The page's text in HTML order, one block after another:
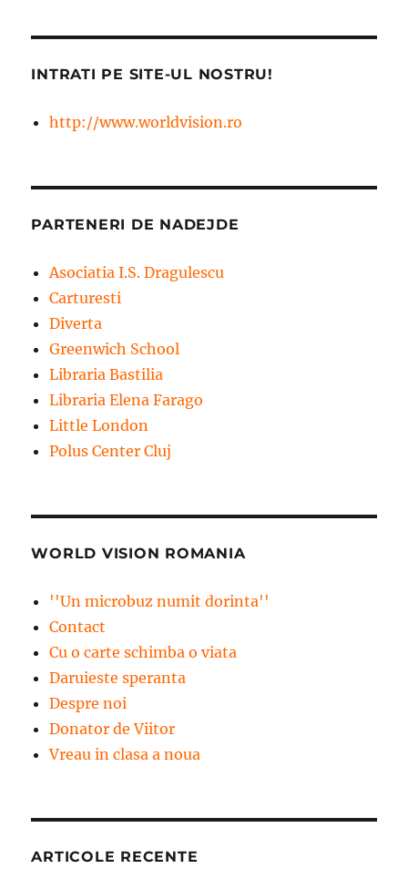
INTRATI PE SITE-UL NOSTRU!
http://www.worldvision.ro
PARTENERI DE NADEJDE
Asociatia I.S. Dragulescu
Carturesti
Diverta
Greenwich School
Libraria Bastilia
Libraria Elena Farago
Little London
Polus Center Cluj
WORLD VISION ROMANIA
''Un microbuz numit dorinta''
Contact
Cu o carte schimba o viata
Daruieste speranta
Despre noi
Donator de Viitor
Vreau in clasa a noua
ARTICOLE RECENTE